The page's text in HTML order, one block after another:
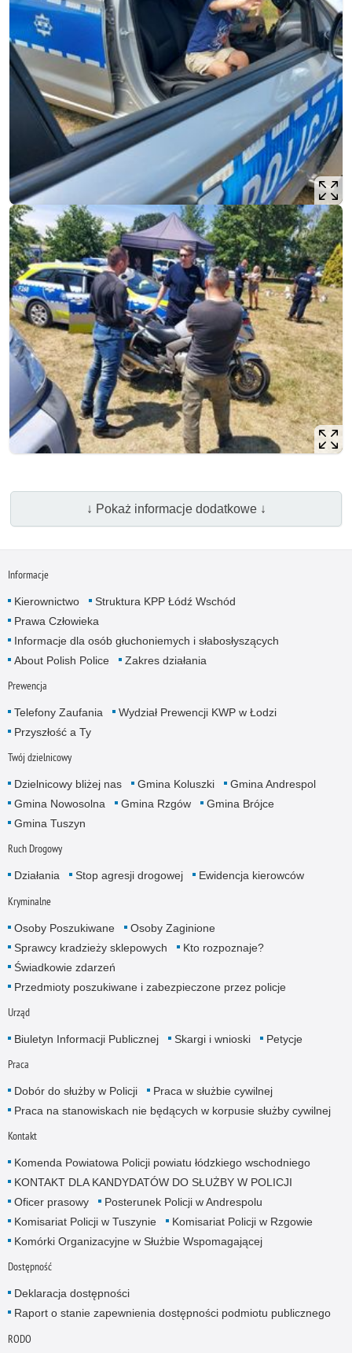
↓ Pokaż informacje dodatkowe ↓
Informacje
Kierownictwo
Struktura KPP Łódź Wschód
Prawa Człowieka
Informacje dla osób głuchoniemych i słabosłyszących
About Polish Police
Zakres działania
Prewencja
Telefony Zaufania
Wydział Prewencji KWP w Łodzi
Przyszłość a Ty
Twój dzielnicowy
Dzielnicowy bliżej nas Gmina Koluszki
Gmina Andrespol
Gmina Nowosolna
Gmina Rzgów
Gmina Brójce
Gmina Tuszyn
Ruch Drogowy
Działania Stop agresji drogowej Ewidencja kierowców
Kryminalne
Osoby Poszukiwane
Osoby Zaginione
Sprawcy kradzieży sklepowych
Kto rozpoznaje?
Świadkowie zdarzeń
Przedmioty poszukiwane i zabezpieczone przez policje
Urząd
Biuletyn Informacji Publicznej Skargi i wnioski Petycje
Praca
Dobór do służby w Policji
Praca w służbie cywilnej
Praca na stanowiskach nie będących w korpusie służby cywilnej
Kontakt
Komenda Powiatowa Policji powiatu łódzkiego wschodniego
KONTAKT DLA KANDYDATÓW DO SŁUŻBY W POLICJI
Oficer prasowy
Posterunek Policji w Andrespolu
Komisariat Policji w Tuszynie
Komisariat Policji w Rzgowie
Komórki Organizacyjne w Służbie Wspomagającej
Dostępność
Deklaracja dostępności
Raport o stanie zapewnienia dostępności podmiotu publicznego
RODO